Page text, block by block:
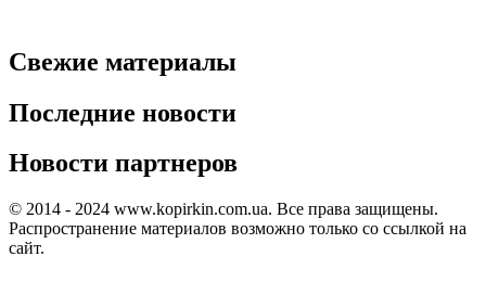
Свежие материалы
Последние новости
Новости партнеров
© 2014 - 2024 www.kopirkin.com.ua. Все права защищены.
Распространение материалов возможно только со ссылкой на
сайт.